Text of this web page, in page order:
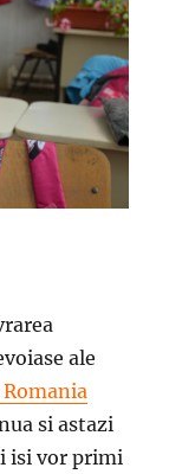
ale
si astazi
isi vor primi